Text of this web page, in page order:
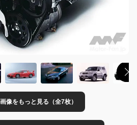
像をもっと見る（全7枚）